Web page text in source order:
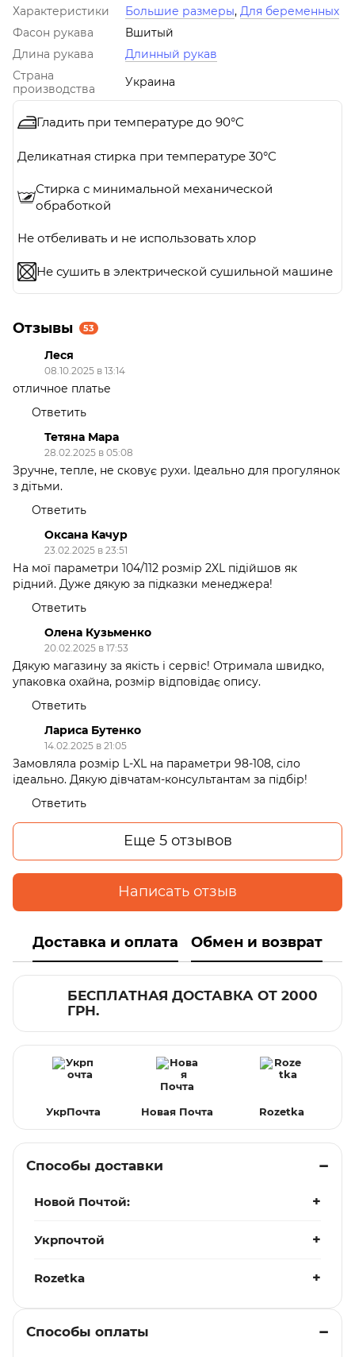
Характеристики Большие размеры, Для беременных
Фасон рукава
Вшитый
Длина рукава
Длинный рукав
Страна
производства
Украина
Гладить при температуре до 90°C
Деликатная стирка при температуре 30°C
Стирка с минимальной механической
обработкой
Не отбеливать и не использовать хлор
Не сушить в электрической сушильной машине
Отзывы 53
Леся
08.10.2025 в 13:14
отличное платье
Ответить
Тетяна Мара
28.02.2025 в 05:08
Зручне, тепле, не сковує рухи. Ідеально для прогулянок
з дітьми.
Ответить
Оксана Качур
23.02.2025 в 23:51
На мої параметри 104/112 розмір 2XL підійшов як
рідний. Дуже дякую за підказки менеджера!
Ответить
Олена Кузьменко
20.02.2025 в 17:53
Дякую магазину за якість і сервіс! Отримала швидко,
упаковка охайна, розмір відповідає опису.
Ответить
Лариса Бутенко
14.02.2025 в 21:05
Замовляла розмір L-XL на параметри 98-108, сіло
ідеально. Дякую дівчатам-консультантам за підбір!
Ответить
Еще 5 отзывов
Написать отзыв
Доставка и оплата Обмен и возврат
БЕСПЛАТНАЯ ДОСТАВКА ОТ 2000
ГРН.
УкрПочта Новая Почта Rozetka
Способы доставки
Новой Почтой:
Укрпочтой
Rozetka
Способы оплаты